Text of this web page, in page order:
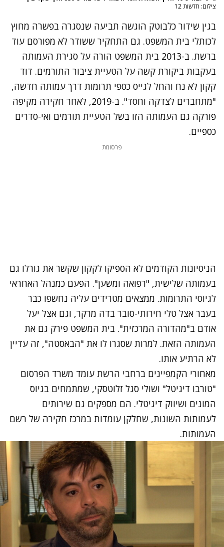
צילום: חדשות 12
בגין שידור כלבוטק הוגשה תביעה שנסגרה בפשרה מחוץ
לכותלי בית המשפט. גם התחקיר ששודר לא מפורסם עוד
ברשת. ב-2013 בית המשפט הורה על סגירת העמותה
בעקבות ביקורת קשה על הטעיית ציבור התורמים. דוד
קקון לא נח והחל לגייס כספי תרומות דרך עמותה חדשה,
"מתחברים לצדקה וחסד". ב-2019, לאחר חקירה מקיפה
פורקה גם העמותה הזו בשל הטעיית תורמים ואי-סדרים
כספיים.
פרסומת
הניסיונות הקודמים לא הספיקו לקקון שקשר את גורלו גם
בעמותה שלישית, "רפואה ומשען". הפעם כמנהל האחראי
לגיוסי התרומות. ממצאים מטרידים עליה נחשפו כבר
בעבר אצל טלי חירותי-סובר בדה מרקר, וגם אצל יעל
אודם ב"מהדורה המרכזית". בית המשפט פירק גם את
העמותה הזאת. למרות שסגרו לו את "הבאסטה", זה עדיין
לא הרתיע אותו.
מאחורי הקמפיינים ברחבי הרשת עומד משרד הפרסום
"טורבו דיגיטל" ושולי סגל זלוטסקי, שמתמחים בגיוס
המונים ושיווק דיגיטלי. הם מספקים גם שירותים
לעמותות השונות, שחלקן עומדות במרכז חקירה של רשם
העמותות.